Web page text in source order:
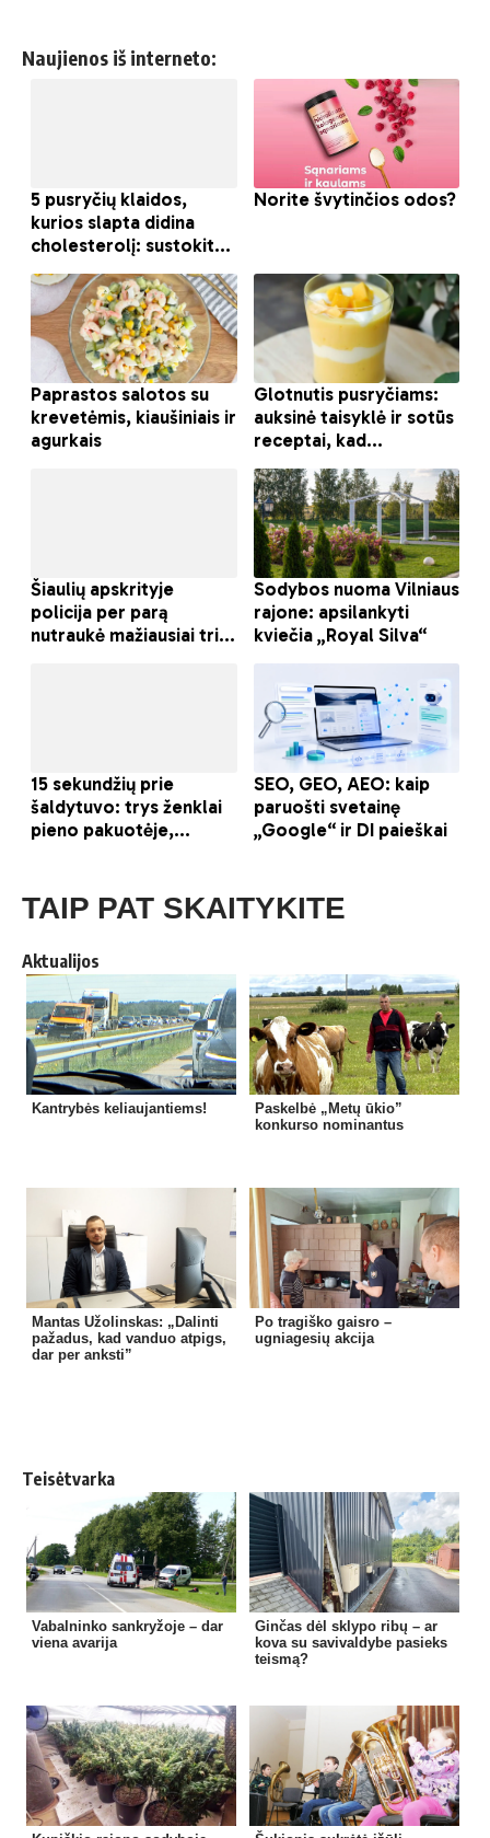
Naujienos iš interneto:
TAIP PAT SKAITYKITE
Aktualijos
Kantrybės keliaujantiems!
Paskelbė „Metų ūkio”
konkurso nominantus
Mantas Užolinskas: „Dalinti
pažadus, kad vanduo atpigs,
dar per anksti”
Po tragiško gaisro –
ugniagesių akcija
Teisėtvarka
Vabalninko sankryžoje – dar
viena avarija
Ginčas dėl sklypo ribų – ar
kova su savivaldybe pasieks
teismą?